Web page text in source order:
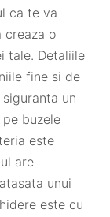
ca te va
creaza o
tale. Detaliile
fine si de
un
buzele
este
are
unui
este cu